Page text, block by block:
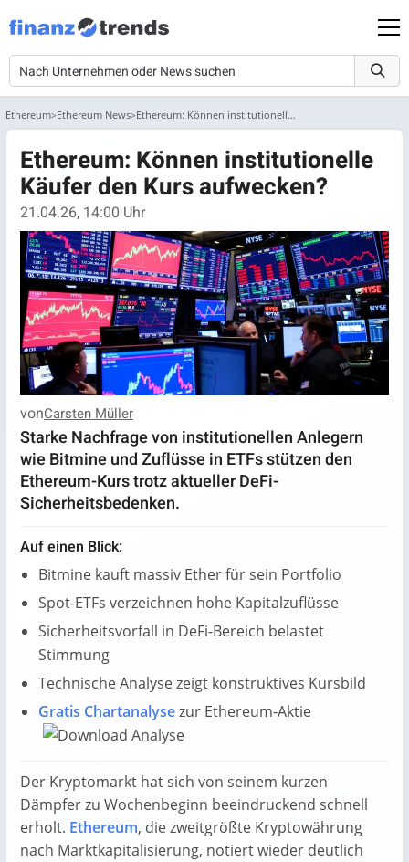
Ethereum Ethereum News Ethereum: Können institutionelle Käufer den Kurs aufwecken?
Ethereum: Können institutionelle
Käufer den Kurs aufwecken?
21.04.26, 14:00 Uhr
vonCarsten Müller
Starke Nachfrage von institutionellen Anlegern
wie Bitmine und Zuflüsse in ETFs stützen den
Ethereum-Kurs trotz aktueller DeFi-
Sicherheitsbedenken.
Auf einen Blick:
Bitmine kauft massiv Ether für sein Portfolio
Spot-ETFs verzeichnen hohe Kapitalzuflüsse
Sicherheitsvorfall in DeFi-Bereich belastet
Stimmung
Technische Analyse zeigt konstruktives Kursbild
Gratis Chartanalysezur Ethereum-Aktie
Der Kryptomarkt hat sich von seinem kurzen
Dämpfer zu Wochenbeginn beeindruckend schnell
erholt. Ethereum, die zweitgrößte Kryptowährung
nach Marktkapitalisierung, notiert wieder deutlich